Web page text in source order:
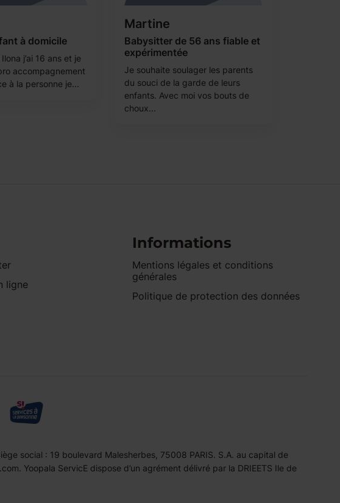
à domicile
j’ai 16 ans et je
accompagnement
à la personne je...
Martine
Babysitter de 56 ans fiable et
expérimentée
Je souhaite soulager les parents
du souci de la garde de leurs
enfants. Avec moi vos bouts de
choux...
ligne
Informations
Mentions légales et conditions
générales
Politique de protection des données
social : 19 boulevard Malesherbes, 75008 PARIS. S.A. au capital de
Yoopala ServicE dispose d’un agrément délivré par la DRIEETS Ile de